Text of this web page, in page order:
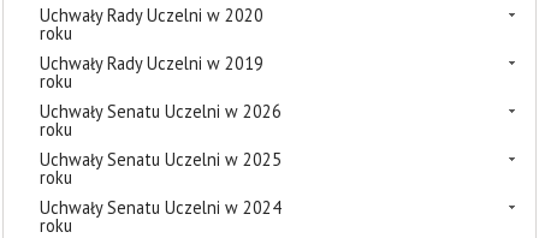
Uchwały Rady Uczelni w 2020
roku
Uchwały Rady Uczelni w 2019
roku
Uchwały Senatu Uczelni w 2026
roku
Uchwały Senatu Uczelni w 2025
roku
Uchwały Senatu Uczelni w 2024
roku